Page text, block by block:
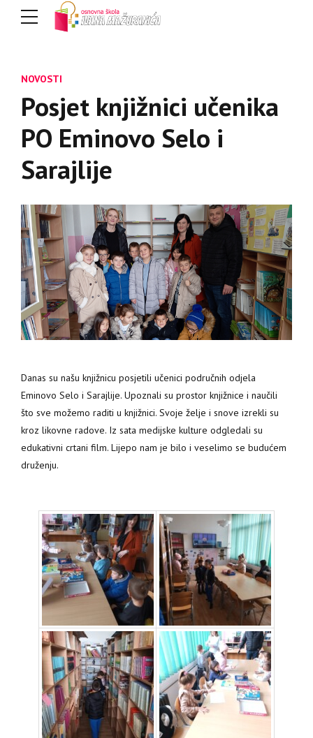
NOVOSTI
Posjet knjižnici učenika
PO Eminovo Selo i
Sarajlije
Danas su našu knjižnicu posjetili učenici područnih odjela
Eminovo Selo i Sarajlije. Upoznali su prostor knjižnice i naučili
što sve možemo raditi u knjižnici. Svoje želje i snove izrekli su
kroz likovne radove. Iz sata medijske kulture odgledali su
edukativni crtani film. Lijepo nam je bilo i veselimo se budućem
druženju.